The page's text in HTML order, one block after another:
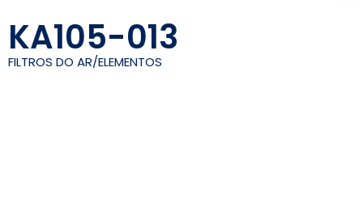
KA105-013
FILTROS DO AR/ELEMENTOS